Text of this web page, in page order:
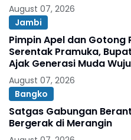
August 07, 2026
Jambi
Pimpin Apel dan Gotong
Serentak Pramuka,
Ajak Generasi Muda
Darma Melalui Aksi Nyata
Lingkungan
August 07, 2026
Bangko
Satgas Gabungan
Bergerak di Merangin